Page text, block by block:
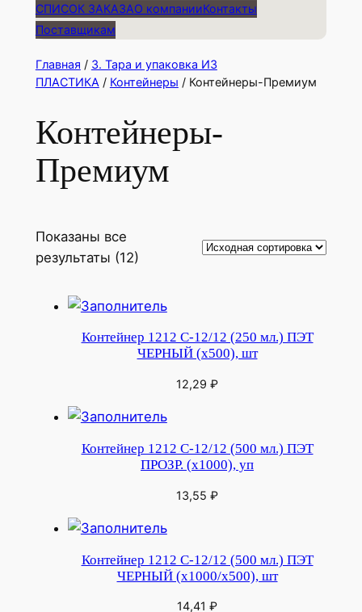
СПИСОК ЗАКАЗАО компанииКонтакты
Поставщикам
Главная / 3. Тара и упаковка ИЗ
ПЛАСТИКА / Контейнеры / Контейнеры-Премиум
Контейнеры-
Премиум
Показаны все
результаты (12)
Контейнер 1212 С-12/12 (250 мл.) ПЭТ
ЧЕРНЫЙ (х500), шт
12,29 ₽
Контейнер 1212 С-12/12 (500 мл.) ПЭТ
ПРОЗР. (х1000), уп
13,55 ₽
Контейнер 1212 С-12/12 (500 мл.) ПЭТ
ЧЕРНЫЙ (х1000/х500), шт
14,41 ₽